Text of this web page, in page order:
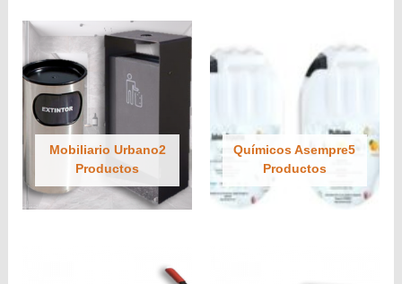
Mobiliario Urbano2
Productos
Químicos Asempre5
Productos